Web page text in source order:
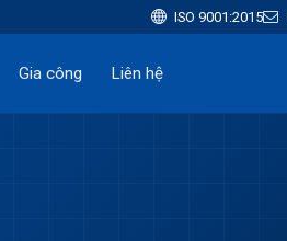
ISO 9001:2015
Gia công Liên hệ